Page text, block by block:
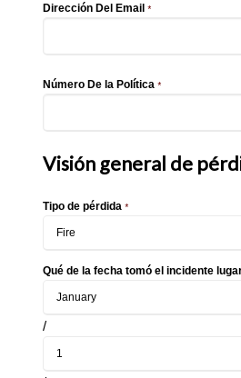
Dirección Del Email *
Número De la Política *
Visión general de
Tipo de pérdida*
Qué de la fecha tomó el incidente
/